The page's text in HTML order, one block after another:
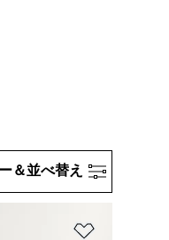
＆並べ替え